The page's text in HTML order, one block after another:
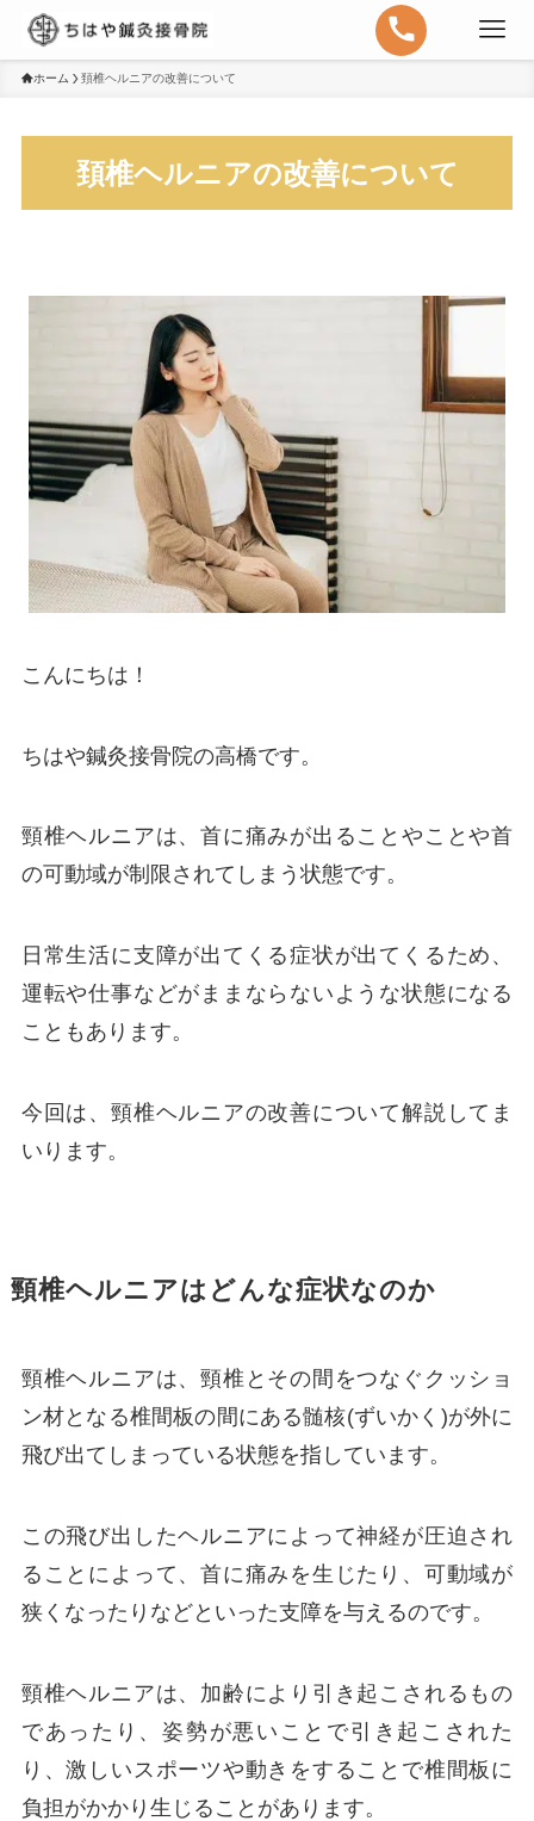
ホーム 頚椎ヘルニアの改善について
頚椎ヘルニアの改善について
こんにちは！
ちはや鍼灸接骨院の高橋です。
頸椎ヘルニアは、首に痛みが出ることやことや首
の可動域が制限されてしまう状態です。
日常生活に支障が出てくる症状が出てくるため、
運転や仕事などがままならないような状態になる
こともあります。
今回は、頸椎ヘルニアの改善について解説してま
いります。
頸椎ヘルニアはどんな症状なのか
頸椎ヘルニアは、頸椎とその間をつなぐクッショ
ン材となる椎間板の間にある髄核(ずいかく)が外に
飛び出てしまっている状態を指しています。
この飛び出したヘルニアによって神経が圧迫され
ることによって、首に痛みを生じたり、可動域が
狭くなったりなどといった支障を与えるのです。
頸椎ヘルニアは、加齢により引き起こされるもの
であったり、姿勢が悪いことで引き起こされた
り、激しいスポーツや動きをすることで椎間板に
負担がかかり生じることがあります。